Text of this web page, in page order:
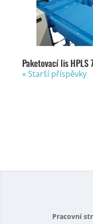
Paketovací lis HPLS
« Starší příspěvky
Pracovní